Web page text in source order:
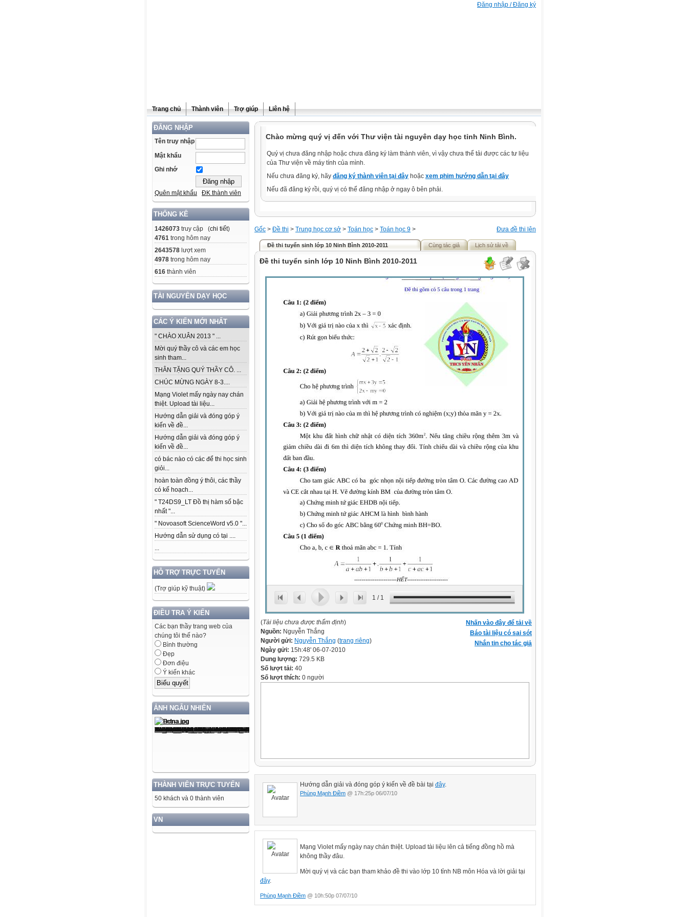
Đăng nhập / Đăng ký
Trang chủ Thành viên Trợ giúp Liên hệ
ĐĂNG NHẬP
Tên truy nhập
Mật khẩu
Ghi nhớ
Quên mật khẩu ĐK thành viên
THỐNG KÊ
1426073 truy cập (chi tiết)
4761 trong hôm nay
2643578 lượt xem
4978 trong hôm nay
616 thành viên
TÀI NGUYÊN DẠY HỌC
CÁC Ý KIẾN MỚI NHẤT
" CHÀO XUÂN 2013 " ...
Mời quý thầy cô và các em học
sinh tham...
THÂN TẶNG QUÝ THẦY CÔ. ...
CHÚC MỪNG NGÀY 8-3....
Mạng Violet mấy ngày nay chán
thiệt. Upload tài liệu...
Hướng dẫn giải và đóng góp ý
kiến về đề...
Hướng dẫn giải và đóng góp ý
kiến về đề...
có bác nào có các để thi học sinh
giỏi...
hoàn toàn đồng ý thôi, các thầy
có kế hoạch...
" T24DS9_LT Đồ thị hàm số bậc
nhất "...
" Novoasoft ScienceWord v5.0 "...
Hướng dẫn sử dụng có tại ....
...
HỖ TRỢ TRỰC TUYẾN
(Trợ giúp kỹ thuật)
ĐIỀU TRA Ý KIẾN
Các bạn thầy trang web của
chúng tôi thế nào?
Bình thường
Đẹp
Đơn điệu
Ý kiến khác
ẢNH NGẪU NHIÊN
THÀNH VIÊN TRỰC TUYẾN
50 khách và 0 thành viên
VN
Chào mừng quý vị đến với Thư viện tài nguyên dạy học tỉnh Ninh Bình.
Quý vị chưa đăng nhập hoặc chưa đăng ký làm thành viên, vì vậy chưa thể tải được các tư liệu
của Thư viện về máy tính của mình.
Nếu chưa đăng ký, hãy đăng ký thành viên tại đây hoặc xem phim hướng dẫn tại đây
Nếu đã đăng ký rồi, quý vị có thể đăng nhập ở ngay ô bên phải.
Đưa đề thi lên
Gốc > Đề thi > Trung học cơ sở > Toán học > Toán học 9 >
Đề thi tuyển sinh lớp 10 Ninh Bình 2010-2011 Cùng tác giả Lịch sử tải về
Đề thi tuyển sinh lớp 10 Ninh Bình 2010-2011
1 / 1
Nhấn vào đây để tải về
Báo tài liệu có sai sót
Nhắn tin cho tác giả
(Tài liệu chưa được thẩm định)
Nguồn: Nguyễn Thắng
Người gửi: Nguyễn Thắng (trang riêng)
Ngày gửi: 15h:48' 06-07-2010
Dung lượng: 729.5 KB
Số lượt tải: 40
Số lượt thích: 0 người
Hướng dẫn giải và đóng góp ý kiến về đề bài tại đây.
Phùng Mạnh Điềm @ 17h:25p 06/07/10
Mạng Violet mấy ngày nay chán thiệt. Upload tài liệu lên cả tiếng đồng hồ mà
không thầy đâu.
Mời quý vị và các bạn tham khảo đề thi vào lớp 10 tỉnh NB môn Hóa và lời giải tại
đây.
Phùng Mạnh Điềm @ 10h:50p 07/07/10